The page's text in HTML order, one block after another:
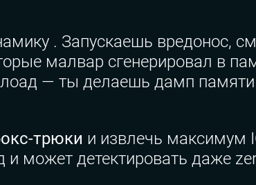
. Запускаешь вредонос,
малвар сгенерировал в
— ты делаешь дамп памяти
трюки и извлечь максимум
может детектировать даже